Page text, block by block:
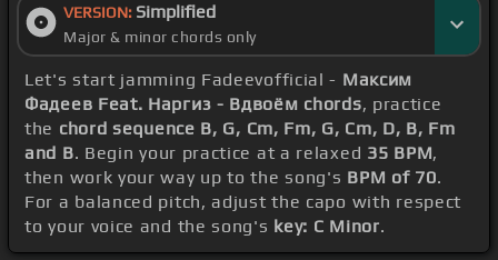
VERSION: Simplified
Major & minor chords only
Let's start jamming Fadeevofficial - Максим
Фадеев Feat. Наргиз - Вдвоём chords, practice
the chord sequence B, G, Cm, Fm, G, Cm, D, B, Fm
and B. Begin your practice at a relaxed 35 BPM,
then work your way up to the song's BPM of 70.
For a balanced pitch, adjust the capo with respect
to your voice and the song's key: C Minor.